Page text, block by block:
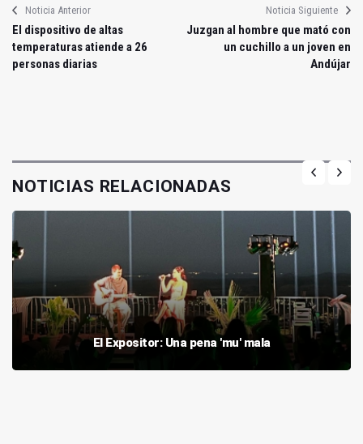
Noticia Anterior
El dispositivo de altas
temperaturas atiende a 26
personas diarias
Noticia Siguiente
Juzgan al hombre que mató con
un cuchillo a un joven en
Andújar
NOTICIAS RELACIONADAS
El Expositor: Una pena 'mu' mala